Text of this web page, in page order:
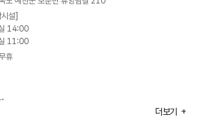
설]
14:00
11:00
휴
]
더보기